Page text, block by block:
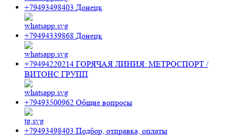
+79493498403 Донецк
+79494339868 Донецк
+79494220214 ГОРЯЧАЯ ЛИНИЯ: МЕТРОСПОРТ /
ВИТОНС ГРУПП
+79493500962 Общие вопросы
+79493498403 Подбор, отправка, оплаты